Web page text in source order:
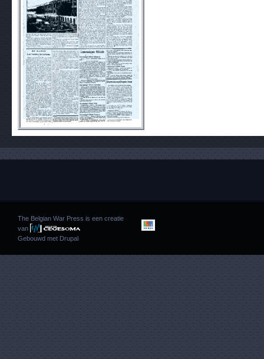
The Belgian War Press is een creatie
van
Gebouwd met Drupal